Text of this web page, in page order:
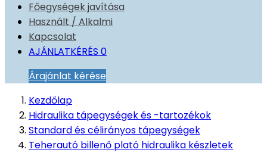
Főegységek javítása
Használt / Alkalmi
Kapcsolat
AJÁNLATKÉRÉS 0
Árajánlat kérése
Kezdőlap
Hidraulika tápegységek és -tartozékok
Standard és célirányos tápegységek
Teherautó billenő plató hidraulika készletek